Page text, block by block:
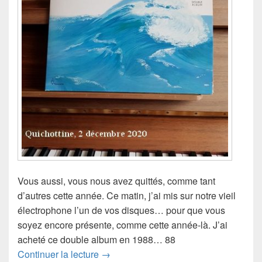
Vous aussi, vous nous avez quittés, comme tant
d’autres cette année. Ce matin, j’ai mis sur notre vieil
électrophone l’un de vos disques… pour que vous
soyez encore présente, comme cette année-là. J’ai
acheté ce double album en 1988… 88
Continuer la lecture Anne Sylvestre
→